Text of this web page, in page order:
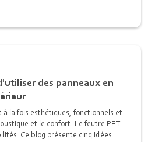
des panneaux en
à la fois esthétiques, fonctionnels et
et le confort. Le feutre PET
Ce blog présente cinq idées